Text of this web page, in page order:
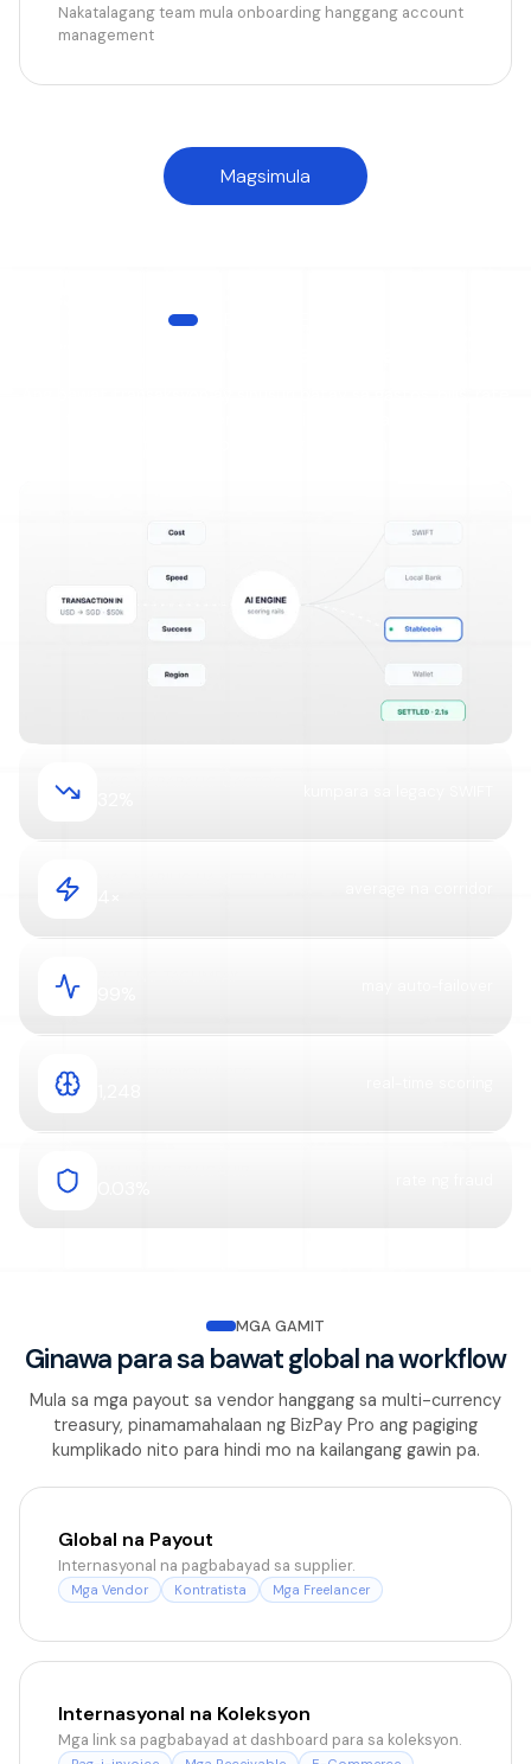
Nakatalagang team mula onboarding hanggang account
management
Magsimula
MGA GAMIT
Ginawa para sa bawat global na workflow
Mula sa mga payout sa vendor hanggang sa multi-currency
treasury, pinamamahalaan ng BizPay Pro ang pagiging
kumplikado nito para hindi mo na kailangang gawin pa.
Global na Payout
Internasyonal na pagbabayad sa supplier.
Mga Vendor Kontratista Mga Freelancer
Internasyonal na Koleksyon
Mga link sa pagbabayad at dashboard para sa koleksyon.